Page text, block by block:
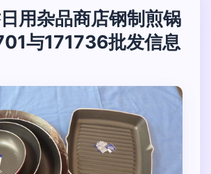
用杂品商店钢制煎锅
与171736批发信息